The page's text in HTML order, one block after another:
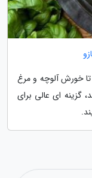
تا خورش آلوچه و مرغ
گزینه ای عالی برای